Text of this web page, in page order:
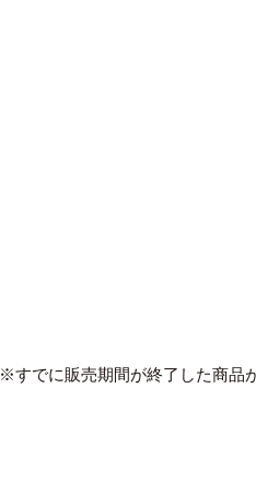
※すでに販売期間が終了した商品